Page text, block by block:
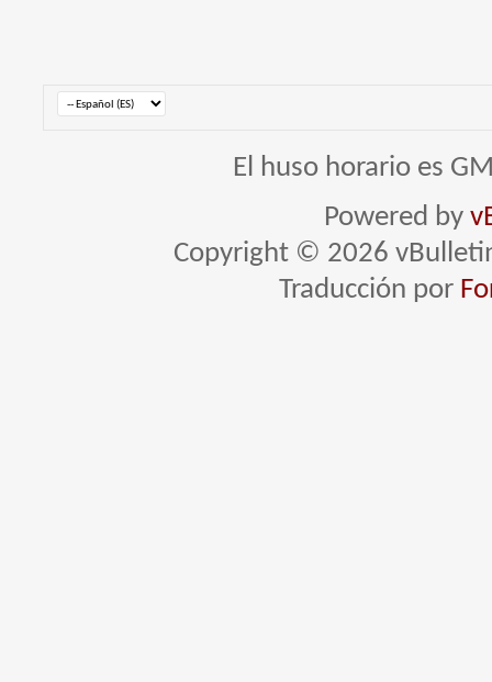
El huso horario es
Powered by
Copyright © 2026
Traducción por